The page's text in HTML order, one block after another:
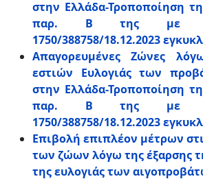
στην Ελλάδα-Τροποποίηση
παρ. Β της με
1750/388758/18.12.2023
Απαγορευμένες Ζώνες
εστιών Ευλογιάς των
στην Ελλάδα-Τροποποίηση
παρ. Β της με
1750/388758/18.12.2023
Επιβολή επιπλέον μέτρων
των ζώων λόγω της έξαρσης
της ευλογιάς των